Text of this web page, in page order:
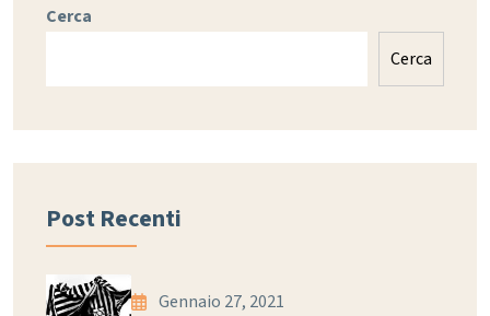
Cerca
Cerca
Post Recenti
Gennaio 27, 2021